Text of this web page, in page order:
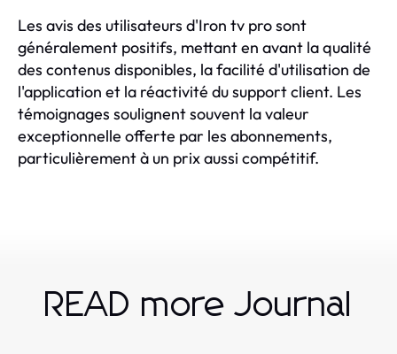
Les avis des utilisateurs d'Iron tv pro sont
généralement positifs, mettant en avant la qualité
des contenus disponibles, la facilité d'utilisation de
l'application et la réactivité du support client. Les
témoignages soulignent souvent la valeur
exceptionnelle offerte par les abonnements,
particulièrement à un prix aussi compétitif.
READ more Journal